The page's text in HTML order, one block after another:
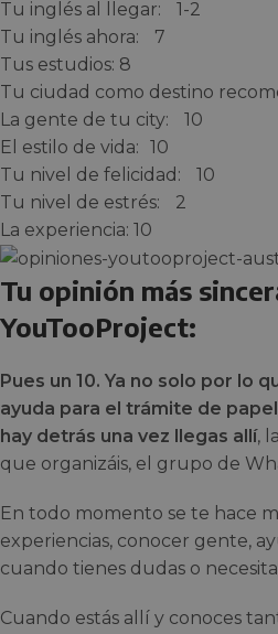
Tu inglés al llegar: 1-2
Tu inglés ahora: 7
Tus estudios: 8
Tu ciudad como destino
La gente de tu city: 10
El estilo de vida: 10
Tu nivel de felicidad: 10
Tu nivel de estrés: 2
La experiencia: 10
Tu opinión más
YouTooProject:
Pues un 10. Ya no solo por lo
ayuda para el trámite de
hay detrás una vez llegas allí,
que organizáis, el grupo de
En todo momento se te hace
experiencias, conocer gente,
cuando tienes dudas o
Cuando estás allí y conoces